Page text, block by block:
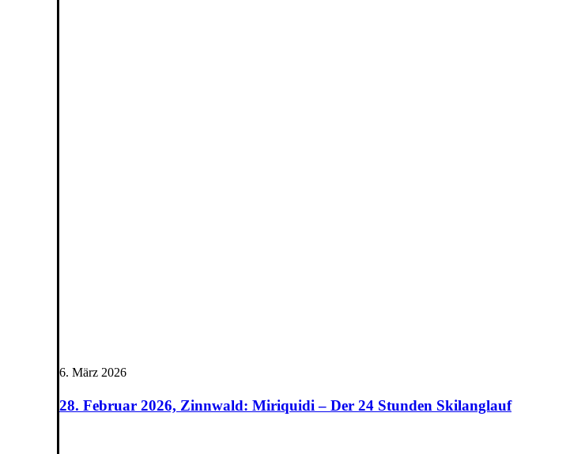
6. März 2026
28. Februar 2026, Zinnwald: Miriquidi – Der 24 Stunden Skilanglauf